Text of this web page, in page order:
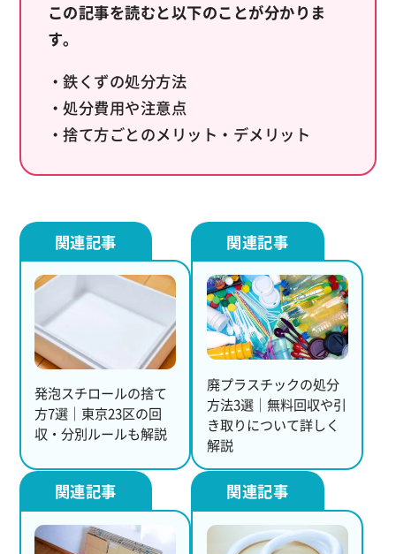
この記事を読むと以下のことが分かりま
す。
・鉄くずの処分方法
・処分費用や注意点
・捨て方ごとのメリット・デメリット
発泡スチロールの捨て
方7選｜東京23区の回
収・分別ルールも解説
廃プラスチックの処分
方法3選｜無料回収や引
き取りについて詳しく
解説